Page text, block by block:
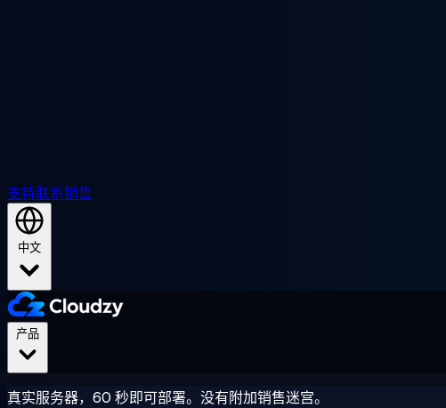
支持联系销售
中文
真实服务器，60 秒即可部署。没有附加销售迷宫。